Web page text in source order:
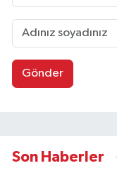
Gönder
Son Haberler